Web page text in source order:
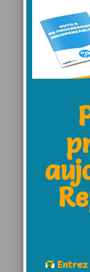
qu’un
article
Entrez